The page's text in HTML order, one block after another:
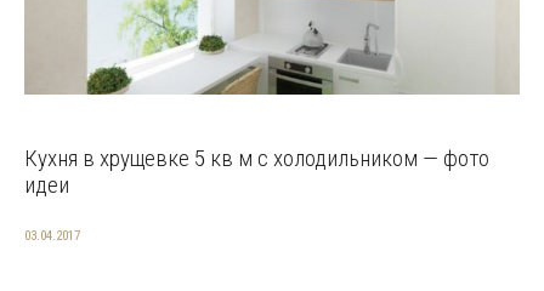
Кухня в хрущевке 5 кв м с холодильником — фото
идеи
03.04.2017